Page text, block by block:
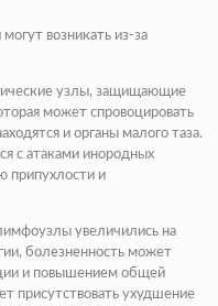
возникать из-за
узлы, защищающие
может спровоцировать
и органы малого таза.
с атаками инородных
припухлости и
увеличились на
болезненность может
и повышением общей
присутствовать ухудшение